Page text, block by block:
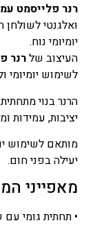
רנר פלייסמט
ואלגנטי
יומיומי נוח.
העיצוב שלרנר
לשימוש
הרנר בנוי
יציבות, עמידות
מותאם לשימוש
יעילה בפני חום.
מאפייני
• תחתית גומי